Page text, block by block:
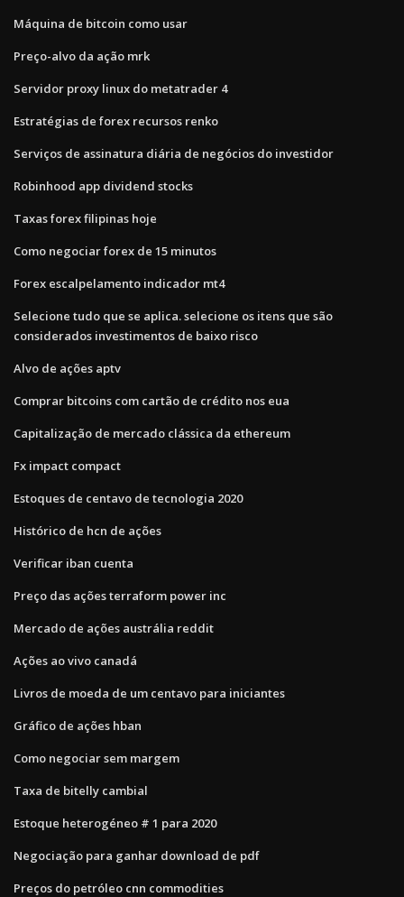
Máquina de bitcoin como usar
Preço-alvo da ação mrk
Servidor proxy linux do metatrader 4
Estratégias de forex recursos renko
Serviços de assinatura diária de negócios do investidor
Robinhood app dividend stocks
Taxas forex filipinas hoje
Como negociar forex de 15 minutos
Forex escalpelamento indicador mt4
Selecione tudo que se aplica. selecione os itens que são
considerados investimentos de baixo risco
Alvo de ações aptv
Comprar bitcoins com cartão de crédito nos eua
Capitalização de mercado clássica da ethereum
Fx impact compact
Estoques de centavo de tecnologia 2020
Histórico de hcn de ações
Verificar iban cuenta
Preço das ações terraform power inc
Mercado de ações austrália reddit
Ações ao vivo canadá
Livros de moeda de um centavo para iniciantes
Gráfico de ações hban
Como negociar sem margem
Taxa de bitelly cambial
Estoque heterogéneo # 1 para 2020
Negociação para ganhar download de pdf
Preços do petróleo cnn commodities